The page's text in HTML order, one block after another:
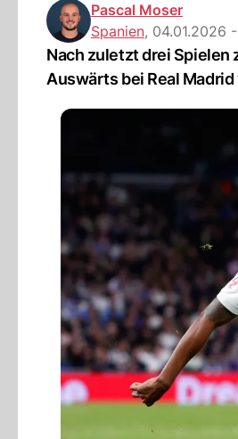
Pascal Moser
Spanien, 04.01.2026
Nach zuletzt drei Spielen
Auswärts bei Real